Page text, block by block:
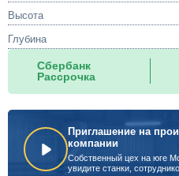
Высота
Глубина
Сбербанк
Рассрочка
Приглашение на
компании
Собственный цех на юге
увидите станки,